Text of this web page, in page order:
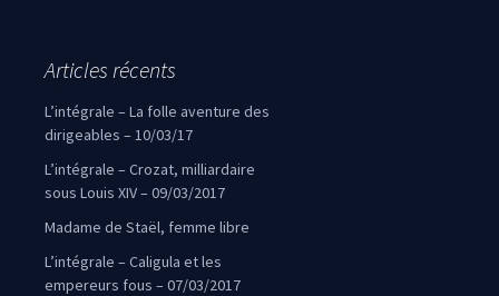
Articles récents
L’intégrale – La folle aventure des
dirigeables – 10/03/17
L’intégrale – Crozat, milliardaire
sous Louis XIV – 09/03/2017
Madame de Staël, femme libre
L’intégrale – Caligula et les
empereurs fous – 07/03/2017